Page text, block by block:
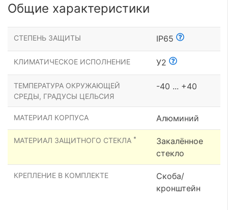
Общие характеристики
СТЕПЕНЬ ЗАЩИТЫ IP65
КЛИМАТИЧЕСКОЕ ИСПОЛНЕНИЕ У2
ТЕМПЕРАТУРА ОКРУЖАЮЩЕЙ
СРЕДЫ, ГРАДУСЫ ЦЕЛЬСИЯ
-40 ... +40
МАТЕРИАЛ КОРПУСА Алюминий
МАТЕРИАЛ ЗАЩИТНОГО СТЕКЛА *
Закалённое
стекло
КРЕПЛЕНИЕ В КОМПЛЕКТЕ
Скоба/
кронштейн